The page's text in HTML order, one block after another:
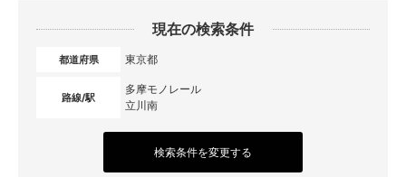
現在の検索条件
都道府県 東京都
路線/駅
多摩モノレール
立川南
検索条件を変更する